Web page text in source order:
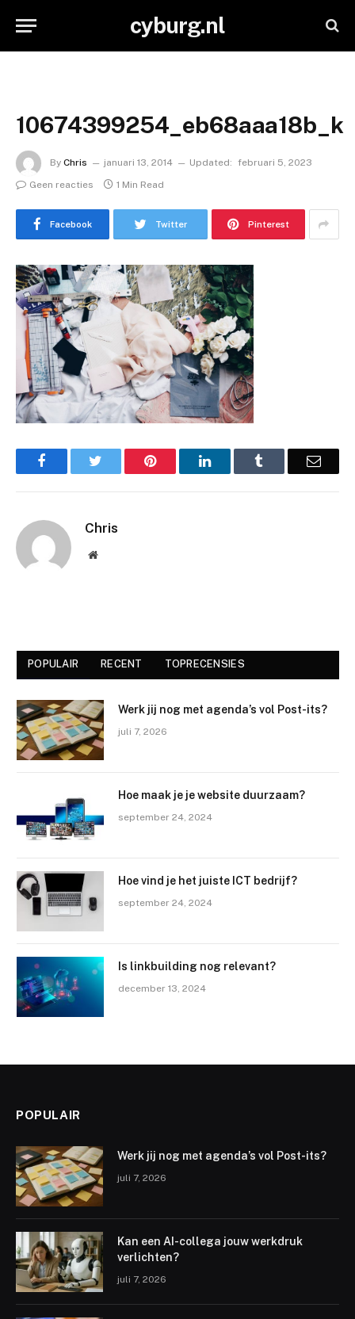
cyburg.nl
10674399254_eb68aaa18b_k
By Chris januari 13, 2014 Updated: februari 5, 2023
Geen reacties
1 Min Read
Facebook Twitter Pinterest
Facebook Pinterest LinkedIn Email
Chris
Website
POPULAIR RECENT TOPRECENSIES
Werk jij nog met agenda’s vol Post-its?
juli 7, 2026
Hoe maak je je website duurzaam?
september 24, 2024
Hoe vind je het juiste ICT bedrijf?
september 24, 2024
Is linkbuilding nog relevant?
december 13, 2024
POPULAIR
Werk jij nog met agenda’s vol Post-its?
juli 7, 2026
Kan een AI-collega jouw werkdruk
verlichten?
juli 7, 2026